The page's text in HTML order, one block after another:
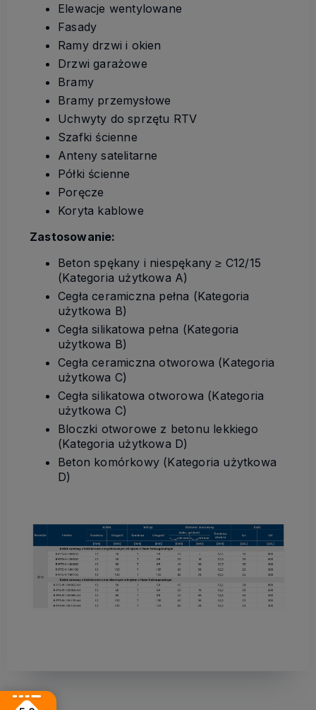
Elewacje wentylowane
Fasady
Ramy drzwi i okien
Drzwi garażowe
Bramy
Bramy przemysłowe
Uchwyty do sprzętu RTV
Szafki ścienne
Anteny satelitarne
Półki ścienne
Poręcze
Koryta kablowe
Zastosowanie:
Beton spękany i niespękany ≥ C12/15
(Kategoria użytkowa A)
Cegła ceramiczna pełna (Kategoria
użytkowa B)
Cegła silikatowa pełna (Kategoria
użytkowa B)
Cegła ceramiczna otworowa (Kategoria
użytkowa C)
Cegła silikatowa otworowa (Kategoria
użytkowa C)
Bloczki otworowe z betonu lekkiego
(Kategoria użytkowa D)
Beton komórkowy (Kategoria użytkowa
D)